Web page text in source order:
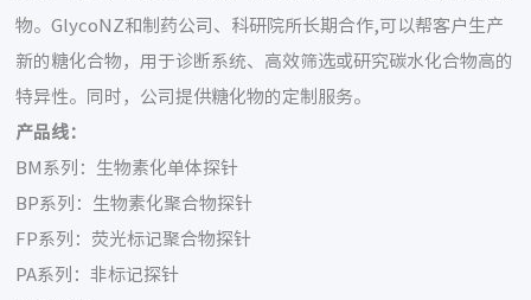
物。GlycoNZ和制药公司、科研院所长期合作,可以帮客户生产
新的糖化合物，用于诊断系统、高效筛选或研究碳水化合物高的
特异性。同时，公司提供糖化物的定制服务。
产品线：
BM系列：生物素化单体探针
BP系列：生物素化聚合物探针
FP系列：荧光标记聚合物探针
PA系列：非标记探针